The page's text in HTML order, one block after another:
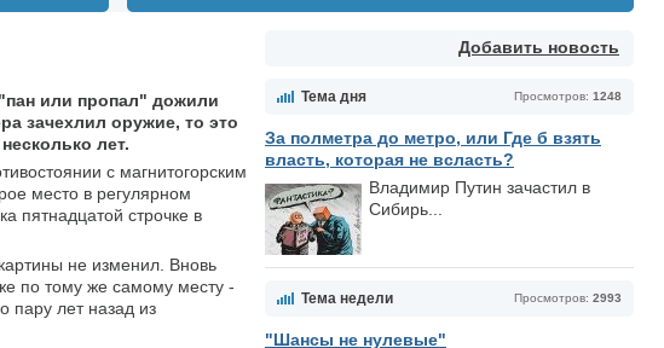
Добавить новость
Просмотров: 1248
Тема дня
За полметра до метро, или Где б взять
власть, которая не всласть?
Владимир Путин зачастил в
Сибирь...
Просмотров: 2993
Тема недели
"Шансы не нулевые"
или пропал" дожили
зачехлил оружие, то это
лет.
с магнитогорским
место в регулярном
пятнадцатой строчке в
не изменил. Вновь
по тому же самому месту -
пару лет назад из